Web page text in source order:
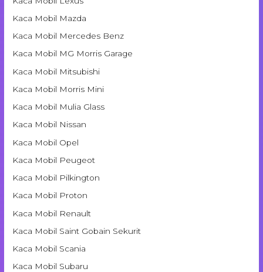
Kaca Mobil Mazda
Kaca Mobil Mercedes Benz
Kaca Mobil MG Morris Garage
Kaca Mobil Mitsubishi
Kaca Mobil Morris Mini
Kaca Mobil Mulia Glass
Kaca Mobil Nissan
Kaca Mobil Opel
Kaca Mobil Peugeot
Kaca Mobil Pilkington
Kaca Mobil Proton
Kaca Mobil Renault
Kaca Mobil Saint Gobain Sekurit
Kaca Mobil Scania
Kaca Mobil Subaru